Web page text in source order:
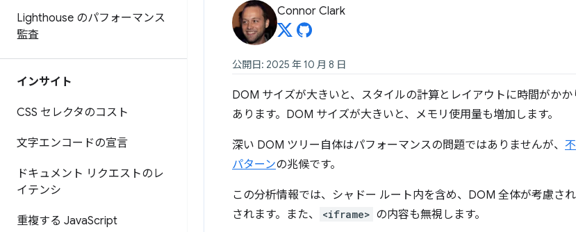
Lighthouse のパフォーマンス
監査
インサイト
CSS セレクタのコスト
文字エンコードの宣言
ドキュメント リクエストのレ
イテンシ
重複する JavaScript
Connor Clark
公開日: 2025 年 10 月 8 日
DOM サイズが大きいと、スタイルの計算とレイアウトに時間がかか
あります。DOM サイズが大きいと、メモリ使用量も増加します。
深い DOM ツリー自体はパフォーマンスの問題ではありませんが、
パターンの兆候です。
この分析情報では、シャドー ルート内を含め、DOM 全体が考慮さ
されます。また、
<iframe> の内容も無視します。